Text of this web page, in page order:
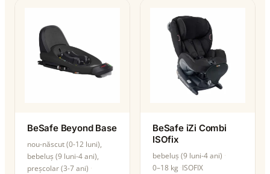
BeSafe Beyond Base
nou-născut (0-12 luni),
bebeluș (9 luni-4 ani),
preșcolar (3-7 ani)
BeSafe iZi Combi
ISOfix
bebeluș (9 luni-4 ani)
0–18 kg ISOFIX